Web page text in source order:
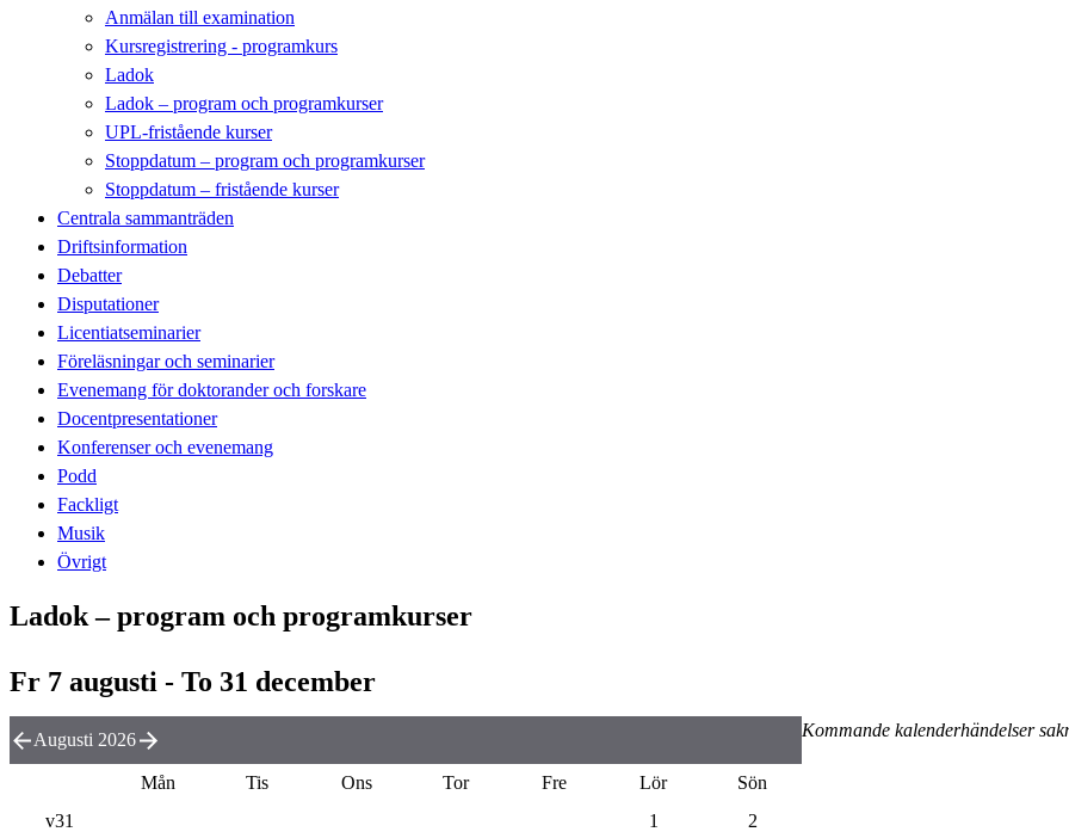
Anmälan till examination
Kursregistrering - programkurs
Ladok
Ladok – program och programkurser
UPL-fristående kurser
Stoppdatum – program och programkurser
Stoppdatum – fristående kurser
Centrala sammanträden
Driftsinformation
Debatter
Disputationer
Licentiatseminarier
Föreläsningar och seminarier
Evenemang för doktorander och forskare
Docentpresentationer
Konferenser och evenemang
Podd
Fackligt
Musik
Övrigt
Ladok – program och programkurser
Fr 7 augusti - To 31 december
Kommande kalenderhändelser
Augusti 2026
Mån Tis Ons Tor Fre Lör
Sön
v31
1
2